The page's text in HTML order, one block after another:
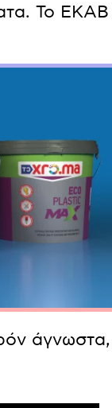
Το ΕΚΑΒ
άγνωστα,